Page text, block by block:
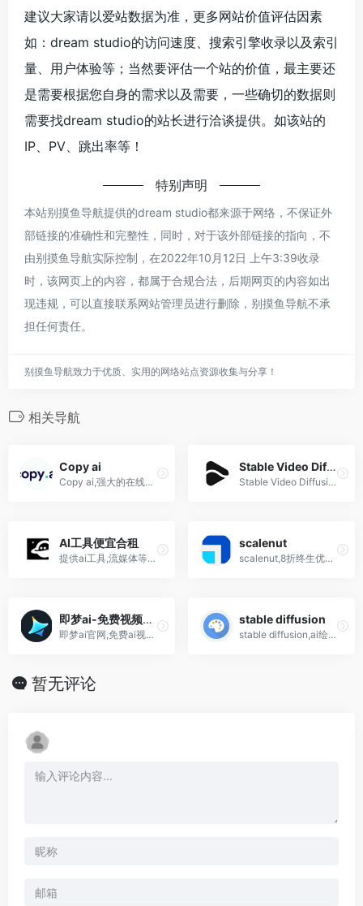
建议大家请以爱站数据为准，更多网站价值评估因素
如：dream studio的访问速度、搜索引擎收录以及索引
量、用户体验等；当然要评估一个站的价值，最主要还
是需要根据您自身的需求以及需要，一些确切的数据则
需要找dream studio的站长进行洽谈提供。如该站的
IP、PV、跳出率等！
特别声明
本站别摸鱼导航提供的dream studio都来源于网络，不保证外
部链接的准确性和完整性，同时，对于该外部链接的指向，不
由别摸鱼导航实际控制，在2022年10月12日 上午3:39收录
时，该网页上的内容，都属于合规合法，后期网页的内容如出
现违规，可以直接联系网站管理员进行删除，别摸鱼导航不承
担任何责任。
别摸鱼导航致力于优质、实用的网络站点资源收集与分享！
相关导航
Copy ai
Copy ai,强大的在线人工智能写作工具软件
Stable Video Diffusion
Stable Video Diffusion官网,...
AI工具便宜合租
提供ai工具,流媒体等合租服务,ChatGPT Plus、Claude、Midjourney等AI工具的合租服务,Netflix、Spotify、YouTube、Disney+、HBO等热门流媒体服务
scalenut
scalenut,8折终生优惠码: FOREVER20 人工智能AI文案写作工具,测评2023,多少钱,功能
即梦ai-免费视频图片生成
即梦ai官网,免费ai视频生成,...
stable diffusion
stable diffusion,ai绘画,作画神器软件工具生成网站
暂无评论